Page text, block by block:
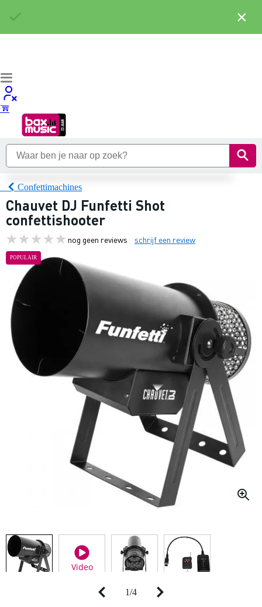
Confettimachines
Chauvet DJ Funfetti Shot
confettishooter
nog geen reviews schrijf een review
POPULAIR
Video
1/4
×